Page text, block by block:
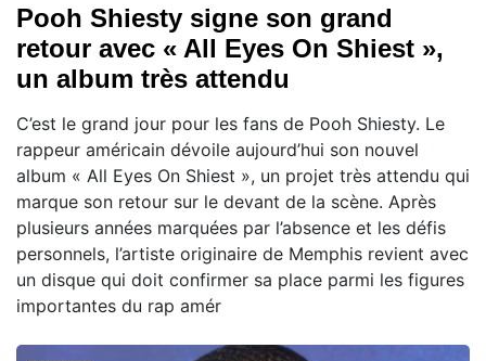
Pooh Shiesty signe son grand
retour avec « All Eyes On Shiest »,
un album très attendu
C’est le grand jour pour les fans de Pooh Shiesty. Le
rappeur américain dévoile aujourd’hui son nouvel
album « All Eyes On Shiest », un projet très attendu qui
marque son retour sur le devant de la scène. Après
plusieurs années marquées par l’absence et les défis
personnels, l’artiste originaire de Memphis revient avec
un disque qui doit confirmer sa place parmi les figures
importantes du rap amér